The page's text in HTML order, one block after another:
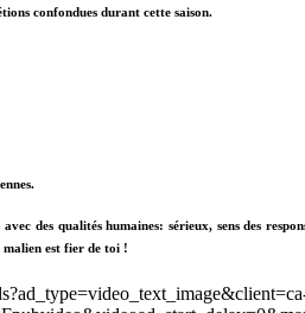
confondues durant cette saison.
des qualités humaines: sérieux, sens des
est fier de toi !